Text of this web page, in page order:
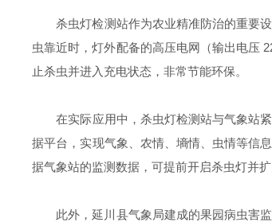
杀虫灯检测站作为农业精准防治的重要
虫靠近时，灯外配备的高压电网（输出电压
止杀虫并进入充电状态，非常节能环保。
在实际应用中，杀虫灯检测站与气象站
据平台，实现气象、农情、墒情、虫情等信
据气象站的监测数据，可提前开启杀虫灯并
此外，延川县气象局建成的果园病虫害